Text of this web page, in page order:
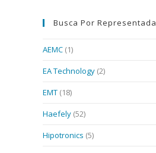
Busca Por Representada
AEMC (1)
EA Technology (2)
EMT (18)
Haefely (52)
Hipotronics (5)